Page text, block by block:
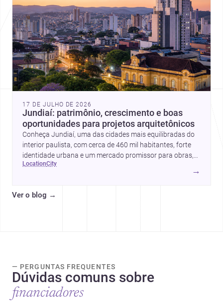
17 DE JULHO DE 2026
Jundiaí: patrimônio, crescimento e boas
oportunidades para projetos arquitetônicos
Conheça Jundiaí, uma das cidades mais equilibradas do
interior paulista, com cerca de 460 mil habitantes, forte
identidade urbana e um mercado promissor para obras,
reformas e projetos de arquitetura e design.
location city
→
Ver o blog →
— PERGUNTAS FREQUENTES
Dúvidas comuns sobre
financiadores